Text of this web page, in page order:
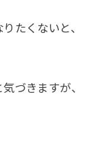
たくないと、
づきますが、